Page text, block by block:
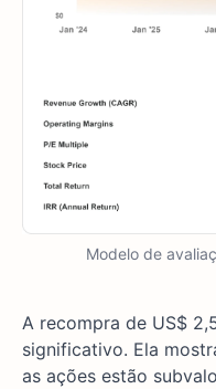
Modelo de
A recompra de US$
significativo. Ela
as ações estão